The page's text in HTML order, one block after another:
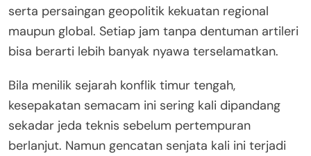
serta persaingan geopolitik kekuatan regional
maupun global. Setiap jam tanpa dentuman artileri
bisa berarti lebih banyak nyawa terselamatkan.
Bila menilik sejarah konflik timur tengah,
kesepakatan semacam ini sering kali dipandang
sekadar jeda teknis sebelum pertempuran
berlanjut. Namun gencatan senjata kali ini terjadi